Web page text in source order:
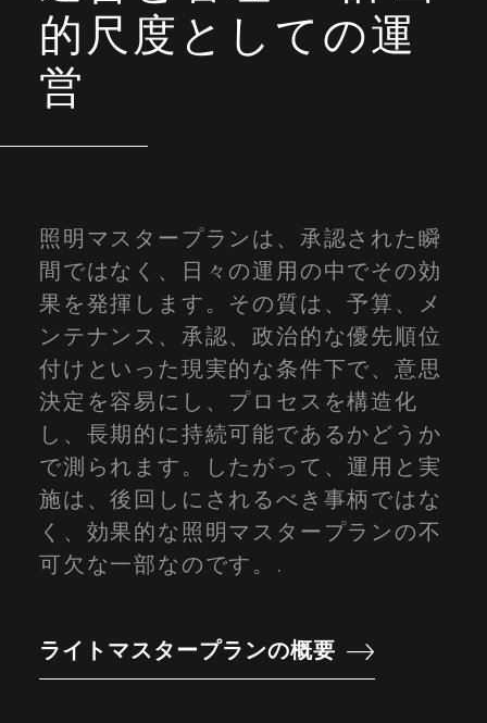
的尺度としての運
営
照明マスタープランは、承認された瞬
間ではなく、日々の運用の中でその効
果を発揮します。その質は、予算、メ
ンテナンス、承認、政治的な優先順位
付けといった現実的な条件下で、意思
決定を容易にし、プロセスを構造化
し、長期的に持続可能であるかどうか
で測られます。したがって、運用と実
施は、後回しにされるべき事柄ではな
く、効果的な照明マスタープランの不
可欠な一部なのです。.
ライトマスタープランの概要